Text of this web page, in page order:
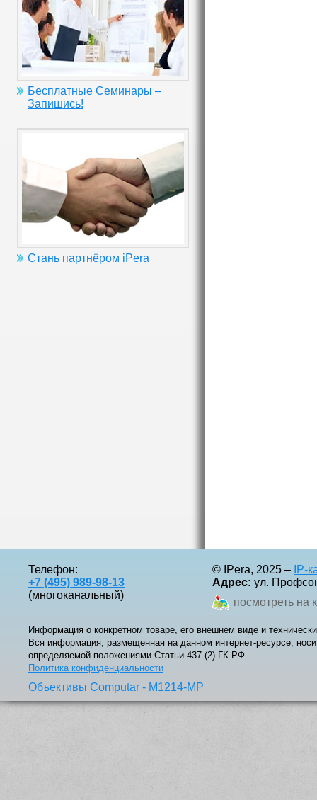
Бесплатные Семинары –
Запишись!
Стань партнёром iPera
Телефон:
+7 (495) 989-98-13
(многоканальный)
© IPera, 2025 – IP-
Адрес: ул.
посмотреть на
Информация о конкретном товаре, его внешнем виде и
Вся информация, размещенная на данном интернет-ресурсе,
определяемой положениями Статьи 437 (2) ГК РФ.
Политика конфиденциальности
Объективы Computar - M1214-MP